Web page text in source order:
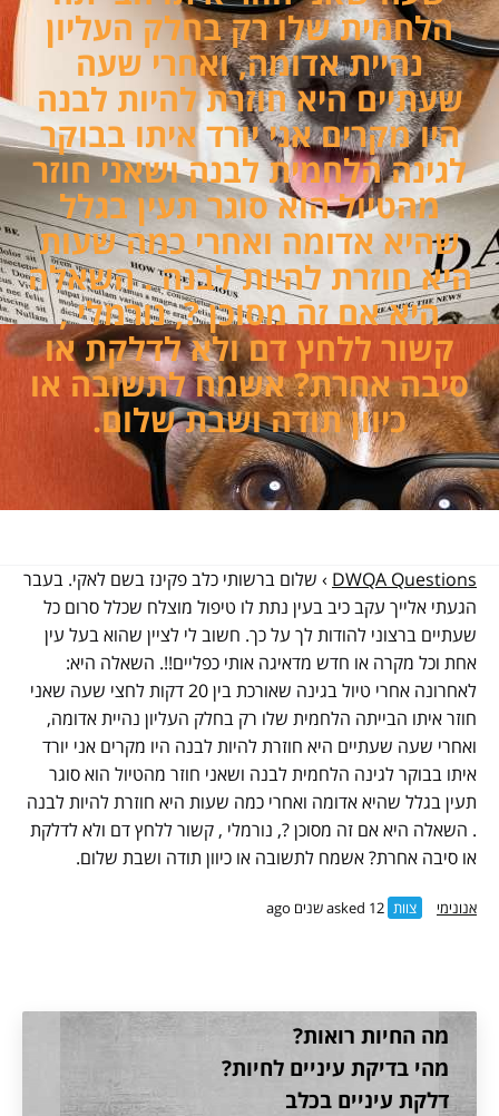
הלחמית שלו רק בחלק העליון
נהיית אדומה, ואחרי שעה
שעתיים היא חוזרת להיות לבנה
היו מקרים אני יורד איתו בבוקר
לגינה הלחמית לבנה ושאני חוזר
מהטיול הוא סוגר תעין בגלל
שהיא אדומה ואחרי כמה שעות
היא חוזרת להיות לבנה . השאלה
היא אם זה מסוכן ?, נורמלי ,
קשור ללחץ דם ולא לדלקת או
סיבה אחרת? אשמח לתשובה או
כיוון תודה ושבת שלום.
DWQA Questions
› שלום ברשותי כלב פקינז בשם לאקי. בעבר
הגעתי אלייך עקב כיב בעין נתת לו טיפול מוצלח שכלל סרום כל
שעתיים ברצוני להודות לך על כך. חשוב לי לציין שהוא בעל עין
אחת וכל מקרה או חדש מדאיגה אותי כפליים!!. השאלה היא:
לאחרונה אחרי טיול בגינה שאורכת בין 20 דקות לחצי שעה שאני
חוזר איתו הבייתה הלחמית שלו רק בחלק העליון נהיית אדומה,
ואחרי שעה שעתיים היא חוזרת להיות לבנה היו מקרים אני יורד
איתו בבוקר לגינה הלחמית לבנה ושאני חוזר מהטיול הוא סוגר
תעין בגלל שהיא אדומה ואחרי כמה שעות היא חוזרת להיות לבנה
. השאלה היא אם זה מסוכן ?, נורמלי , קשור ללחץ דם ולא לדלקת
או סיבה אחרת? אשמח לתשובה או כיוון תודה ושבת שלום.
אנונימי צוות
מה החיות רואות?
מהי בדיקת עיניים לחיות?
דלקת עיניים בכלב